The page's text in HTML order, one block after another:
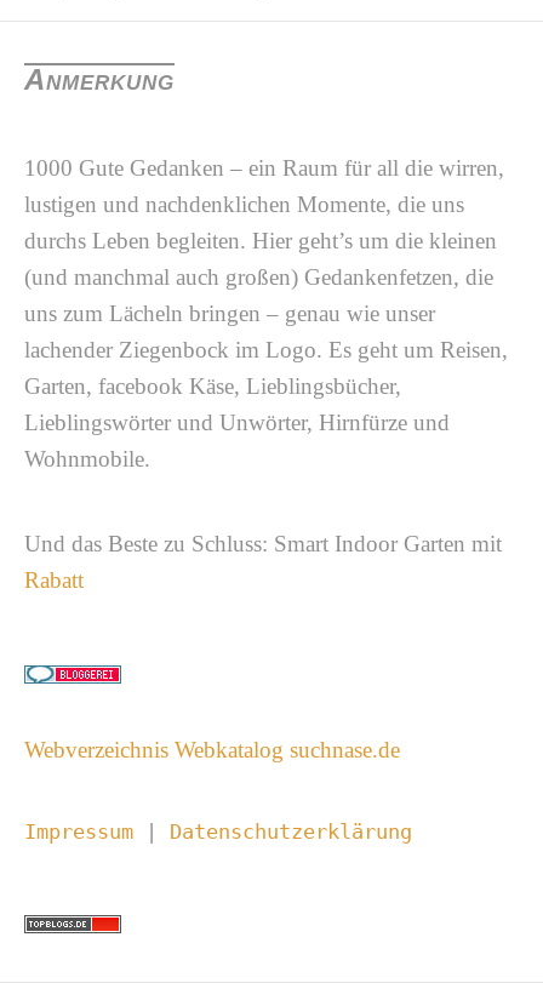
Anmerkung
1000 Gute Gedanken – ein Raum für all die wirren,
lustigen und nachdenklichen Momente, die uns
durchs Leben begleiten. Hier geht’s um die kleinen
(und manchmal auch großen) Gedankenfetzen, die
uns zum Lächeln bringen – genau wie unser
lachender Ziegenbock im Logo. Es geht um Reisen,
Garten, facebook Käse, Lieblingsbücher,
Lieblingswörter und Unwörter, Hirnfürze und
Wohnmobile.
Und das Beste zu Schluss: Smart Indoor Garten mit
Rabatt
Webverzeichnis Webkatalog suchnase.de
Impressum Datenschutzerklärung